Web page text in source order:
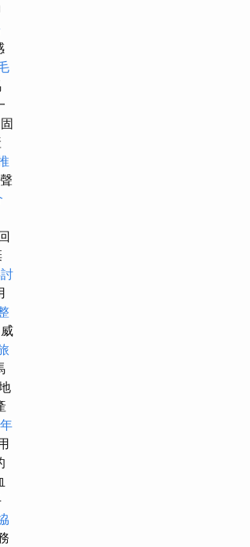
威